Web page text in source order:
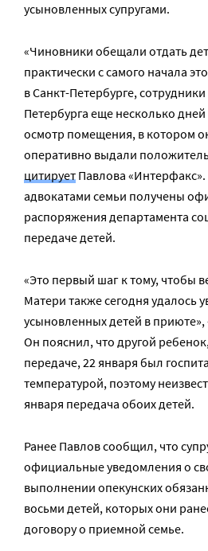
усыновленных супругами.
«Чиновники обещали отдать
практически с самого начала
в Санкт-Петербурге,
Петербурга еще несколько
осмотр помещения, в котором
оперативно выдали
цитирует Павлова
адвокатами семьи получены
распоряжения департамента
передаче детей.
«Это первый шаг к тому, чтобы
Матери также сегодня удалось
усыновленных детей в
Он пояснил, что другой
передаче, 22 января был
температурой, поэтому
января передача обоих детей.
Ранее Павлов сообщил, что
официальные уведомления о
выполнении опекунских
восьми детей, которых они
договору о приемной семье.